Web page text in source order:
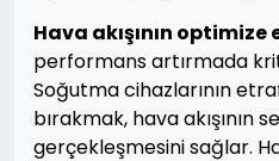
Hava akışının optimize
performans artırmada
Soğutma cihazlarının
bırakmak, hava akışının
gerçekleşmesini sağlar.